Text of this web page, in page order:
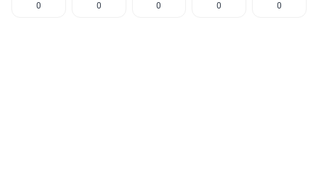
0 0 0 0 0